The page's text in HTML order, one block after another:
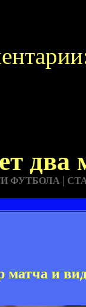
ФУТБОЛА |
и
два